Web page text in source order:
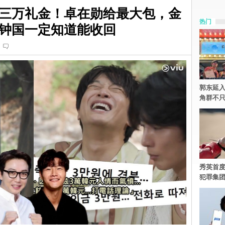
万礼金！卓在勋给最大包，金
国一定知道能收回
热门
郭东延
角群不
秀英首
犯罪集